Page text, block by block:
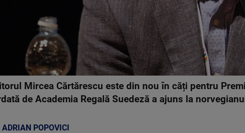
Mircea Cărtărescu este din nou în căți pentru
de Academia Regală Suedeză a ajuns la
ADRIAN POPOVICI